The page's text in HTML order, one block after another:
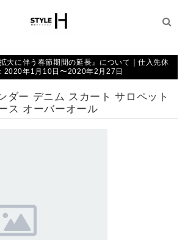
大に伴う春節期間の延長』について｜仕入先休
2020年1月10日〜2020年2月27日
ダー デニム スカート サロペット
ス オーバーオール